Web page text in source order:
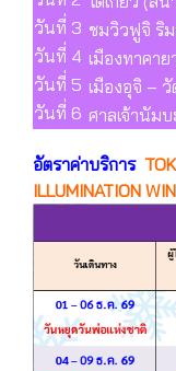
วันที่ 3 ชมวิวฟูจิ ริม
วันที่ 4 เมืองทาคา
วันที่ 5 เมืองอุจิ –
วันที่ 6 ศาลเจ้านัม
อัตราค่าบริการ
ILLUMINATION